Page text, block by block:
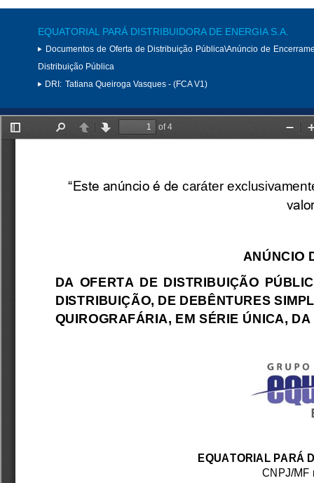
EQUATORIAL PARÁ DISTRIBUIDORA DE ENERGIA S.A.
Documentos de Oferta de Distribuição Pública\Anúncio de
Distribuição Pública
DRI: Tatiana Queiroga Vasques - (FCA V1)